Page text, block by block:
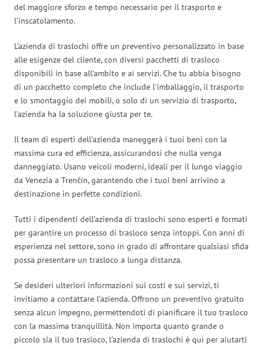
del maggiore sforzo e tempo necessario per il trasporto e
l’inscatolamento.
L’azienda di traslochi offre un preventivo personalizzato in base
alle esigenze del cliente, con diversi pacchetti di trasloco
disponibili in base all’ambito e ai servizi. Che tu abbia bisogno
di un pacchetto completo che include l’imballaggio, il trasporto
e lo smontaggio dei mobili, o solo di un servizio di trasporto,
l’azienda ha la soluzione giusta per te.
Il team di esperti dell’azienda maneggerà i tuoi beni con la
massima cura ed efficienza, assicurandosi che nulla venga
danneggiato. Usano veicoli moderni, ideali per il lungo viaggio
da Venezia a Trenčín, garantendo che i tuoi beni arrivino a
destinazione in perfette condizioni.
Tutti i dipendenti dell’azienda di traslochi sono esperti e formati
per garantire un processo di trasloco senza intoppi. Con anni di
esperienza nel settore, sono in grado di affrontare qualsiasi sfida
possa presentare un trasloco a lunga distanza.
Se desideri ulteriori informazioni sui costi e sui servizi, ti
invitiamo a contattare l’azienda. Offrono un preventivo gratuito
senza alcun impegno, permettendoti di pianificare il tuo trasloco
con la massima tranquillità. Non importa quanto grande o
piccolo sia il tuo trasloco, l’azienda di traslochi è qui per aiutarti